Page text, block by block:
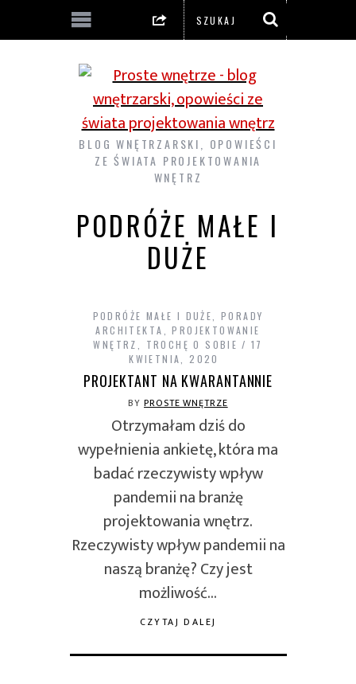
BLOG WNĘTRZARSKI, OPOWIEŚCI
ZE ŚWIATA PROJEKTOWANIA
WNĘTRZ
PODRÓŻE MAŁE I
DUŻE
PODRÓŻE MAŁE I DUŻE
PORADY
ARCHITEKTA
,PROJEKTOWANIE
WNĘTRZ
TROCHĘ O SOBIE
17
KWIETNIA, 2020
PROJEKTANT NA KWARANTANNIE
BYPROSTE WNĘTRZE
Otrzymałam dziś do
wypełnienia ankietę, która ma
badać rzeczywisty wpływ
pandemii na branżę
projektowania wnętrz.
Rzeczywisty wpływ pandemii na
naszą branżę? Czy jest
możliwość…
CZYTAJ DALEJ